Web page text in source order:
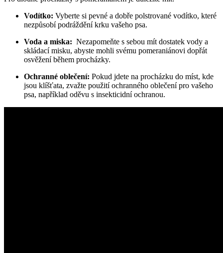
Vodítko: Vyberte ‍si pevné a dobře polstrované vodítko, které⁢
nezpůsobí podráždění krku⁢ vašeho psa.
Voda a miska: ⁢ Nezapomeňte ​s sebou mít‌ dostatek vody a
skládací ‍misku, abyste mohli‍ svému‍ pomeraniánovi dopřát
osvěžení během ⁤procházky.
Ochranné oblečení: ‍Pokud jdete na procházku do ⁢míst, ⁣kde
jsou klíšťata, zvažte použití ochranného oblečení ⁣pro vašeho
psa, například oděvu⁤ s insekticidní ochranou.